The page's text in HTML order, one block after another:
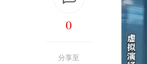
0
分享至